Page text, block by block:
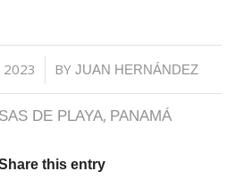
2023 BYJUAN HERNÁNDEZ
DE PLAYA, PANAMÁ
this entry